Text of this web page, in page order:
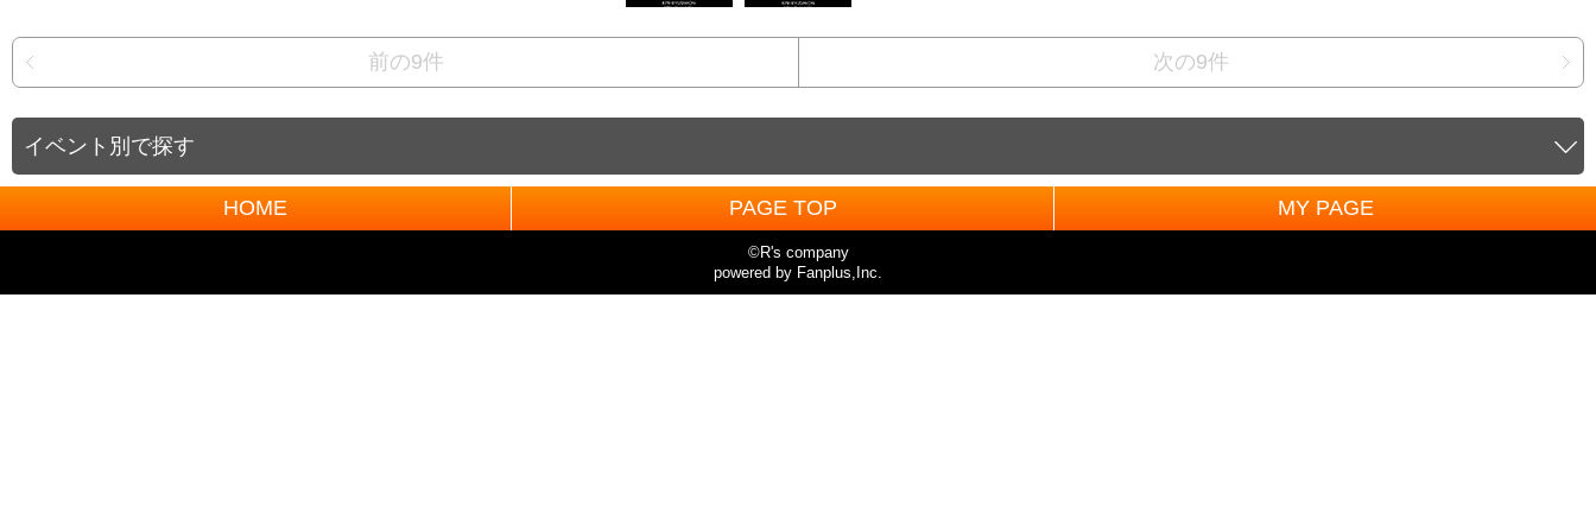
前の9件 次の9件
イベント別で探す
HOME PAGE TOP MY PAGE
©R's company
powered by Fanplus,Inc.